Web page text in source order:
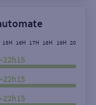
15H 16H 17H 18H 19H 20H
22h15
22h15
22h15